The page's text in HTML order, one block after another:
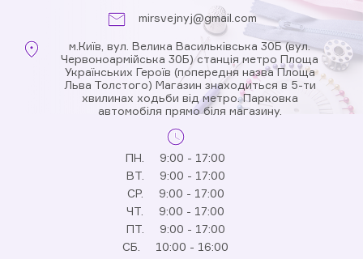
mirsvejnyj@gmail.com
м.Київ, вул. Велика Васильківська 30Б (вул.
Червоноармійська 30Б) станція метро Площа
Українських Героїв (попередня назва Площа
Льва Толстого) Магазин знаходиться в 5-ти
хвилинах ходьби від метро. Парковка
автомобіля прямо біля магазину.
ПН.
9:00 - 17:00
ВТ.
9:00 - 17:00
СР.
9:00 - 17:00
ЧТ.
9:00 - 17:00
ПТ.
9:00 - 17:00
СБ.
10:00 - 16:00